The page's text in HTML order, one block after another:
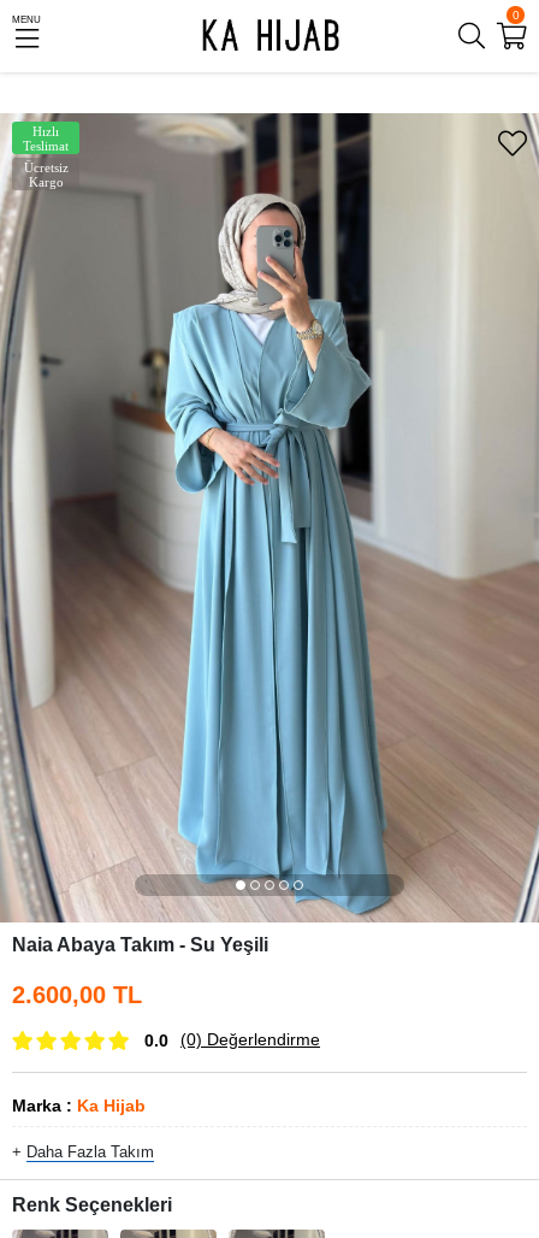
0
MENU
Ücretsiz
Kargo
Hızlı
Teslimat
Naia Abaya Takım - Su Yeşili
2.600,00 TL
0.0 (0) Değerlendirme
Marka : Ka Hijab
+ Daha Fazla Takım
Renk Seçenekleri